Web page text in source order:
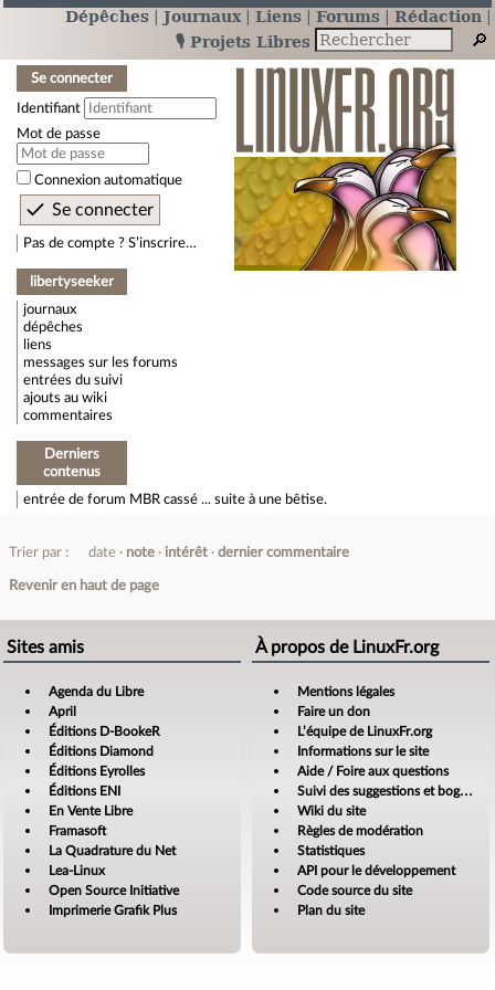
Dépêches Journaux Liens Forums
Rédaction
🎙️ Projets Libres
Se connecter
Identifiant
Mot de passe
Connexion automatique
Pas de compte ? S’inscrire…
libertyseeker
journaux
dépêches
liens
messages sur les forums
entrées du suivi
ajouts au wiki
commentaires
Derniers
contenus
entrée de forum MBR cassé ... suite à une bêtise.
Trier par : date note intérêt dernier commentaire
Revenir en haut de page
Sites amis
Agenda du Libre
April
Éditions D-BookeR
Éditions Diamond
Éditions Eyrolles
Éditions ENI
En Vente Libre
Framasoft
La Quadrature du Net
Lea-Linux
Open Source Initiative
Imprimerie Grafik Plus
À propos de LinuxFr.org
Mentions légales
Faire un don
L’équipe de LinuxFr.org
Informations sur le site
Aide / Foire aux questions
Suivi des suggestions et bogues
Wiki du site
Règles de modération
Statistiques
API pour le développement
Code source du site
Plan du site